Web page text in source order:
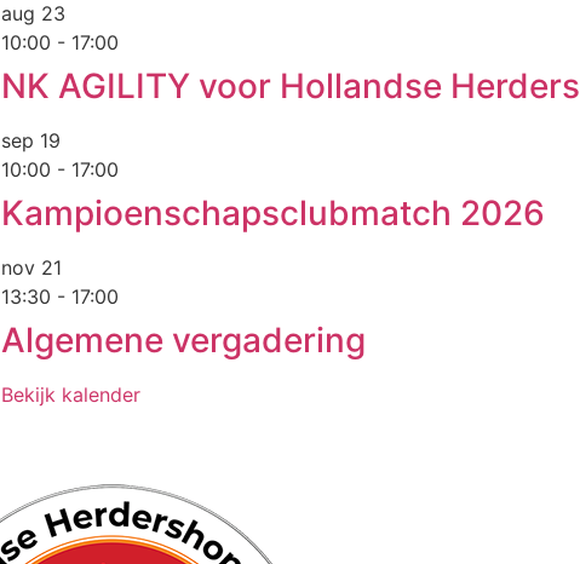
aug 23
10:00 - 17:00
NK AGILITY voor Hollandse Herders
sep 19
10:00 - 17:00
Kampioenschapsclubmatch 2026
nov 21
13:30 - 17:00
Algemene vergadering
Bekijk kalender